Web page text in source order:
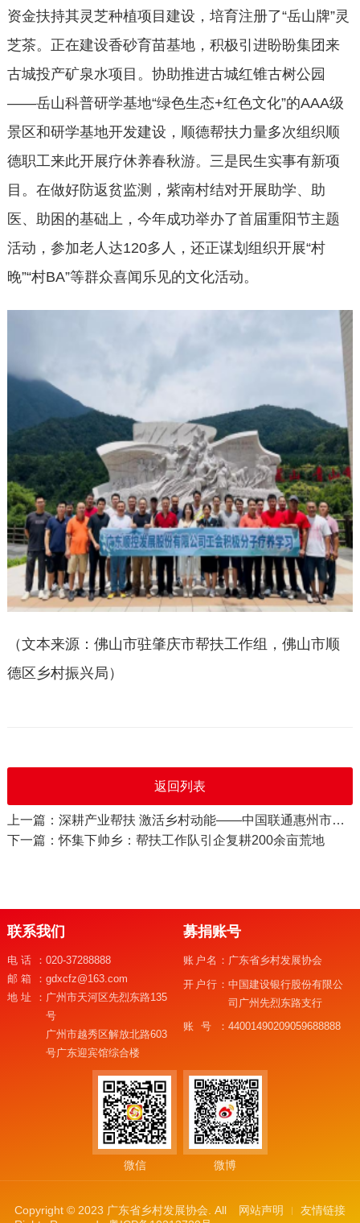
资金扶持其灵芝种植项目建设，培育注册了“岳山牌”灵
芝茶。正在建设香砂育苗基地，积极引进盼盼集团来
古城投产矿泉水项目。协助推进古城红锥古树公园
——岳山科普研学基地“绿色生态+红色文化”的AAA级
景区和研学基地开发建设，顺德帮扶力量多次组织顺
德职工来此开展疗休养春秋游。三是民生实事有新项
目。在做好防返贫监测，紫南村结对开展助学、助
医、助困的基础上，今年成功举办了首届重阳节主题
活动，参加老人达120多人，还正谋划组织开展“村
晚”“村BA”等群众喜闻乐见的文化活动。
（文本来源：佛山市驻肇庆市帮扶工作组，佛山市顺
德区乡村振兴局）
返回列表
上一篇：深耕产业帮扶 激活乡村动能——中国联通惠州市分公司精准赋能惠东宝口乡村振兴
下一篇：怀集下帅乡：帮扶工作队引企复耕200余亩荒地
联系我们
电话： 020-37288888
邮箱： gdxcfz@163.com
地址： 广州市天河区先烈东路135
号
广州市越秀区解放北路603
号广东迎宾馆综合楼
募捐账号
账户名： 广东省乡村发展协会
开户行：中国建设银行股份有限公
司广州先烈东路支行
账号：44001490209059688888
微信 微博
网站声明 友情链接
Copyright © 2023 广东省乡村发展协会. All